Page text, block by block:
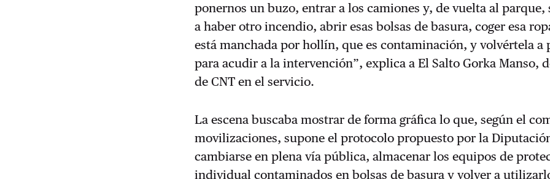
ponernos un buzo, entrar a los camiones y, de vuelta al parque,
a haber otro incendio, abrir esas bolsas de basura, coger esa
está manchada por hollín, que es contaminación, y volvértela a
para acudir a la intervención”, explica a El Salto Gorka Manso,
de CNT en el servicio.
La escena buscaba mostrar de forma gráfica lo que, según el
movilizaciones, supone el protocolo propuesto por la
cambiarse en plena vía pública, almacenar los equipos de
individual contaminados en bolsas de basura y volver a